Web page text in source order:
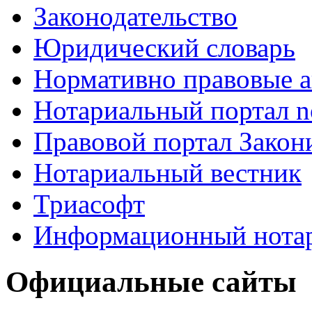
Законодательство
Юридический словарь
Нормативно правовые
Нотариальный портал
Правовой портал
Нотариальный вестник
Триасофт
Информационный
Официальные сайты